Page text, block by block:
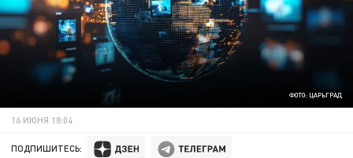
ФОТО: ЦАРЬГРАД
16 ИЮНЯ 18:04
ПОДПИШИТЕСЬ: